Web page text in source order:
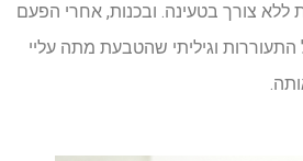
שלמות ללא צורך בטעינה. ובכנות, אחרי הפעם
וגיליתי שהטבעת מתה עליי